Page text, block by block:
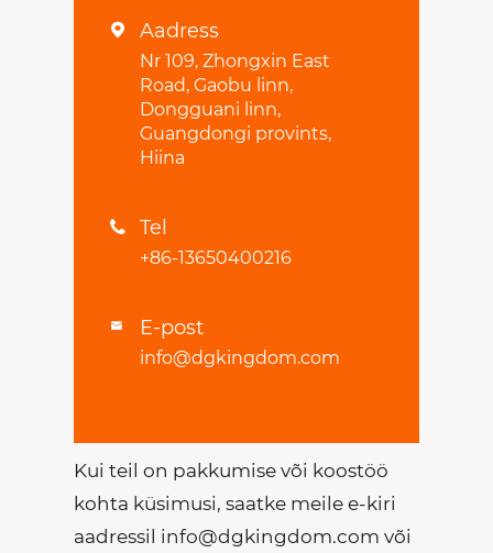
 Aadress
Nr 109, Zhongxin East
Road, Gaobu linn,
Dongguani linn,
Guangdongi provints,
Hiina
 Tel
+86-13650400216
 E-post
info@dgkingdom.com
Kui teil on pakkumise või koostöö
kohta küsimusi, saatke meile e-kiri
aadressil info@dgkingdom.com või